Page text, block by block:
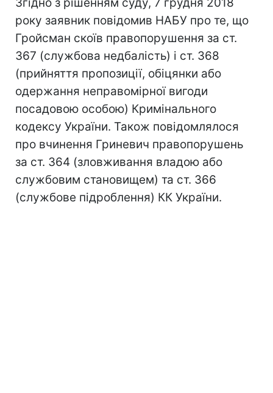
року заявник повідомив НАБУ про те, що
Гройсман скоїв правопорушення за ст.
367 (службова недбалість) і ст. 368
(прийняття пропозиції, обіцянки або
одержання неправомірної вигоди
посадовою особою) Кримінального
кодексу України. Також повідомлялося
про вчинення Гриневич правопорушень
за ст. 364 (зловживання владою або
службовим становищем) та ст. 366
(службове підроблення) КК України.